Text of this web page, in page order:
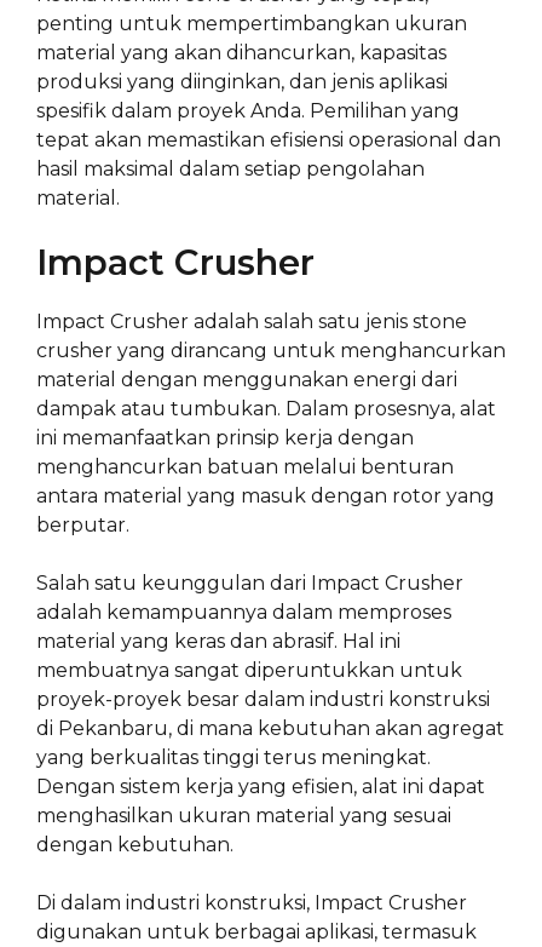
penting untuk mempertimbangkan ukuran
material yang akan dihancurkan, kapasitas
produksi yang diinginkan, dan jenis aplikasi
spesifik dalam proyek Anda. Pemilihan yang
tepat akan memastikan efisiensi operasional dan
hasil maksimal dalam setiap pengolahan
material.
Impact Crusher
Impact Crusher adalah salah satu jenis stone
crusher yang dirancang untuk menghancurkan
material dengan menggunakan energi dari
dampak atau tumbukan. Dalam prosesnya, alat
ini memanfaatkan prinsip kerja dengan
menghancurkan batuan melalui benturan
antara material yang masuk dengan rotor yang
berputar.
Salah satu keunggulan dari Impact Crusher
adalah kemampuannya dalam memproses
material yang keras dan abrasif. Hal ini
membuatnya sangat diperuntukkan untuk
proyek-proyek besar dalam industri konstruksi
di Pekanbaru, di mana kebutuhan akan agregat
yang berkualitas tinggi terus meningkat.
Dengan sistem kerja yang efisien, alat ini dapat
menghasilkan ukuran material yang sesuai
dengan kebutuhan.
Di dalam industri konstruksi, Impact Crusher
digunakan untuk berbagai aplikasi, termasuk